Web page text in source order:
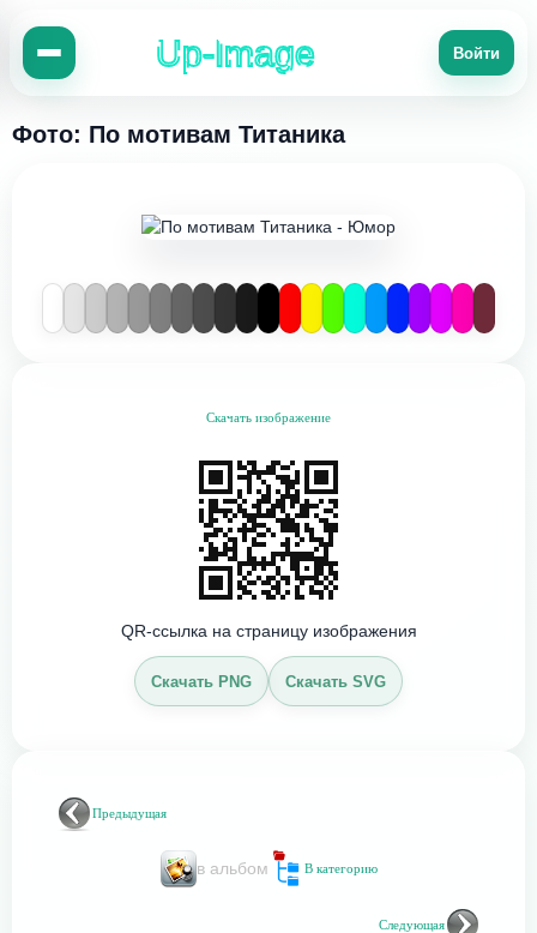
Up-Image Войти
Фото: По мотивам Титаника
Скачать изображение
QR-ссылка на страницу изображения
Скачать PNG Скачать SVG
Предыдущая
в альбом В категорию
Следующая